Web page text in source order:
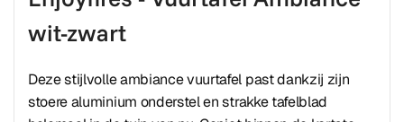
wit-zwart
Deze stijlvolle ambiance vuurtafel past dankzij zijn
stoere aluminium onderstel en strakke tafelblad